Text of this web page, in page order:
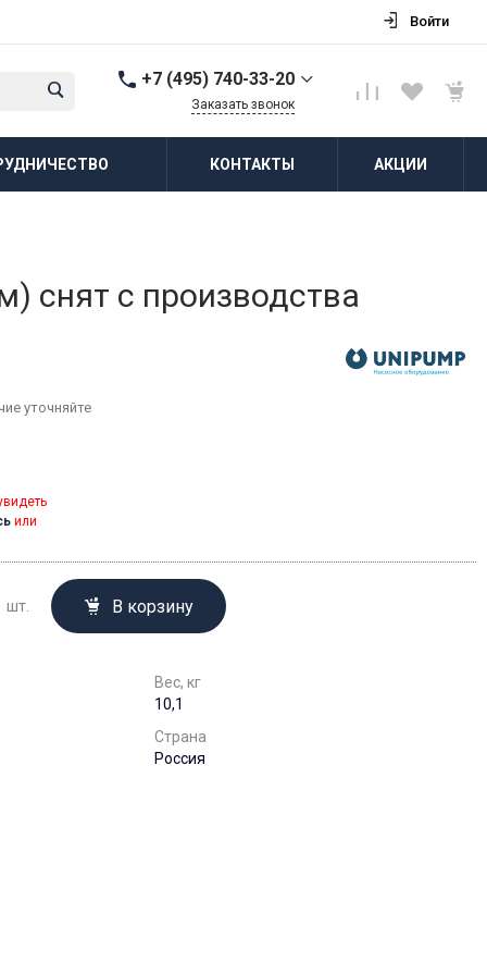
Войти
+7 (495) 740-33-20
г. Балашиха, д.
Заказать звонок
КОНТАКТЫ АКЦИИ
снят с производства
уточняйте
или
шт. В корзину
Вес, кг
10,1
Страна
Россия